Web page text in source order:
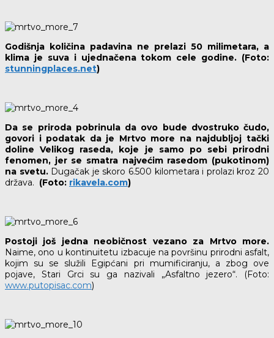
Godišnja količina padavina ne prelazi 50 milimetara, a
klima je suva i ujednačena tokom cele godine. (Foto:
stunningplaces.net)
Da se priroda pobrinula da ovo bude dvostruko čudo,
govori i podatak da je Mrtvo more na najdubljoj tački
doline Velikog raseda, koje je samo po sebi prirodni
fenomen, jer se smatra najvećim rasedom (pukotinom)
na svetu. Dugačak je skoro 6.500 kilometara i prolazi kroz 20
država. (Foto: rikavela.com)
Postoji još jedna neobičnost vezano za Mrtvo more.
Naime, ono u kontinuitetu izbacuje na površinu prirodni asfalt,
kojim su se služili Egipćani pri mumificiranju, a zbog ove
pojave, Stari Grci su ga nazivali „Asfaltno jezero“. (Foto:
www.putopisac.com)